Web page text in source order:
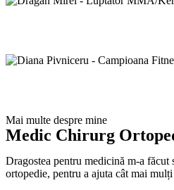
Mai multe despre mine
Medic Chirurg
Dragostea pentru medicină m-a făcut
ortopedie, pentru a ajuta cât mai